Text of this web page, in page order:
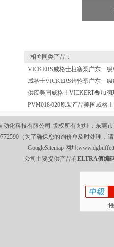
相关同类产品：
威格士VICKERS齿轮泵广东一级
供应美国威格士VICKERT叠加阀
动化科技有限公司 版权所有 地址：东莞
（为了确保您的询价单及时处理，
GoogleSitemap 网址:
公司主要提供产品有ELTRA值编